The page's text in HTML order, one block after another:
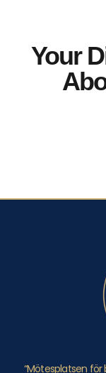
Your
“Mötesplatsen för